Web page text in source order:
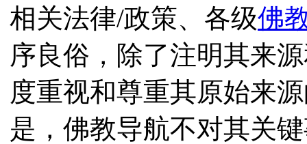
相关法律/政策、各级佛
序良俗，除了注明其来
度重视和尊重其原始来
是，佛教导航不对其关